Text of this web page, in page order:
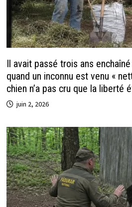
Il avait passé trois ans
quand un inconnu est venu «
chien n’a pas cru que la liberté
juin 2, 2026